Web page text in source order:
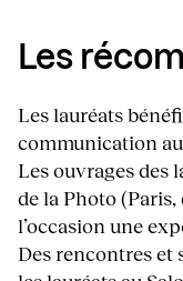
Les
Les lauréats
communication
Les ouvrages des
de la Photo
l’occasion une
Des rencontres et